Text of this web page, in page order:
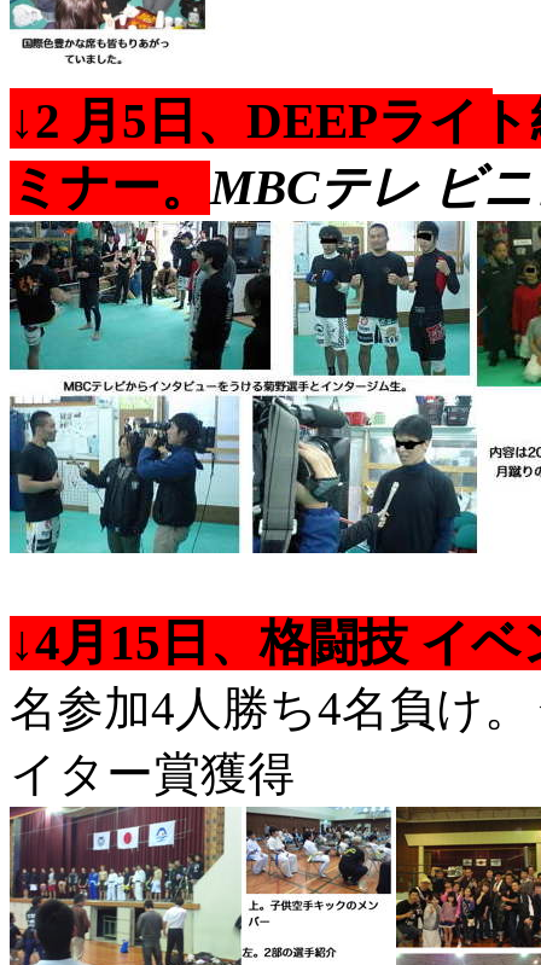
↓2 月5日、DEEPライ
ミナー。MBCテレ ビ
↓4月15日、格闘技 イ
名参加4人勝ち4名負け
イター賞獲得